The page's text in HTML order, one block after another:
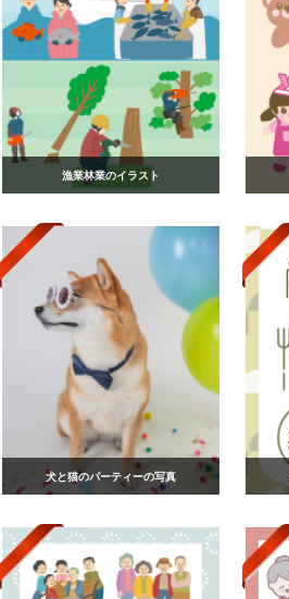
漁業林業のイラスト
犬と猫のパーティーの写真